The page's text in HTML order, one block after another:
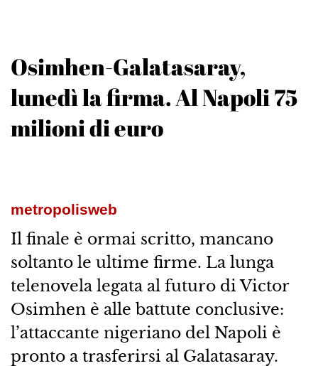
Osimhen-Galatasaray,
lunedì la firma. Al Napoli 75
milioni di euro
metropolisweb
Il finale è ormai scritto, mancano
soltanto le ultime firme. La lunga
telenovela legata al futuro di Victor
Osimhen è alle battute conclusive:
l’attaccante nigeriano del Napoli è
pronto a trasferirsi al Galatasaray.